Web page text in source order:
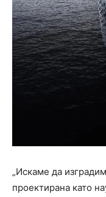
„Искаме да
проектирана като